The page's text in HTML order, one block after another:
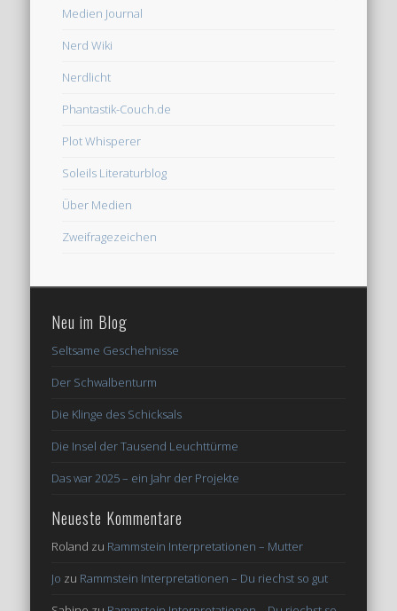
Medien Journal
Nerd Wiki
Nerdlicht
Phantastik-Couch.de
Plot Whisperer
Soleils Literaturblog
Über Medien
Zweifragezeichen
Neu im Blog
Seltsame Geschehnisse
Der Schwalbenturm
Die Klinge des Schicksals
Die Insel der Tausend Leuchttürme
Das war 2025 – ein Jahr der Projekte
Neueste Kommentare
Roland zu Rammstein Interpretationen – Mutter
Jo zu Rammstein Interpretationen – Du riechst so gut